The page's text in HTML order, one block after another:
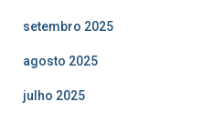
setembro 2025
agosto 2025
julho 2025